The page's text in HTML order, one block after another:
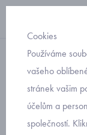
letní šaty
dětské
Cookies
Používáme
vašeho
stránek vašim
účelům a
společností.